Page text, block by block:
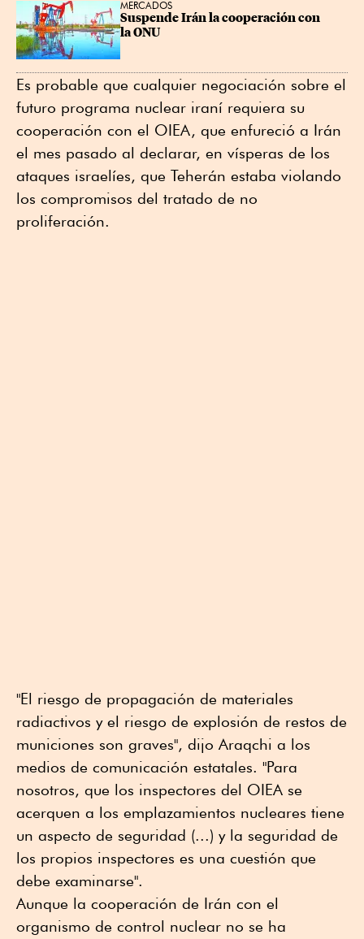
MERCADOS
Suspende Irán la cooperación con
la ONU
Es probable que cualquier negociación sobre el
futuro programa nuclear iraní requiera su
cooperación con el OIEA, que enfureció a Irán
el mes pasado al declarar, en vísperas de los
ataques israelíes, que Teherán estaba violando
los compromisos del tratado de no
proliferación.
"El riesgo de propagación de materiales
radiactivos y el riesgo de explosión de restos de
municiones son graves", dijo Araqchi a los
medios de comunicación estatales. "Para
nosotros, que los inspectores del OIEA se
acerquen a los emplazamientos nucleares tiene
un aspecto de seguridad (...) y la seguridad de
los propios inspectores es una cuestión que
debe examinarse".
Aunque la cooperación de Irán con el
organismo de control nuclear no se ha